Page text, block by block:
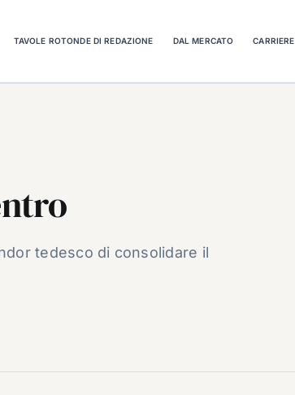
TAVOLE ROTONDE DI REDAZIONE DAL MERCATO CARRIERE
tedesco di consolidare il